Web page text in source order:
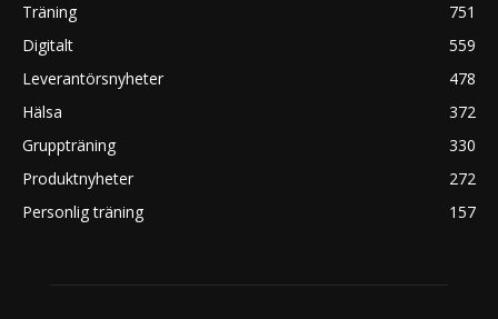
Träning
751
Digitalt
559
Leverantörsnyheter
478
Hälsa
372
Gruppträning
330
Produktnyheter
272
Personlig träning
157